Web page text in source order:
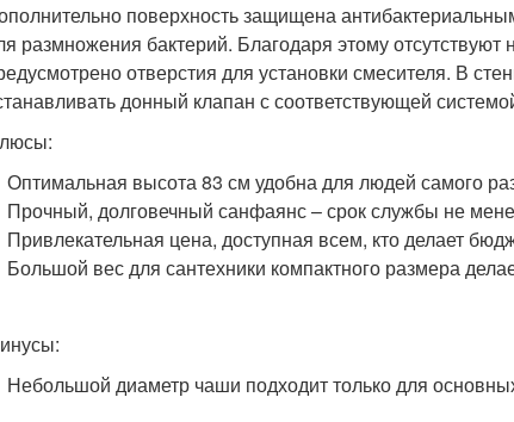
поверхность защищена
размножения бактерий. Благодаря этому
отверстия для установки смесителя. В
донный клапан с соответствующей
Оптимальная высота 83 см удобна для людей самого
Прочный, долговечный санфаянс – срок службы не
Привлекательная цена, доступная всем, кто делает
Большой вес для сантехники компактного размера
Небольшой диаметр чаши подходит только для